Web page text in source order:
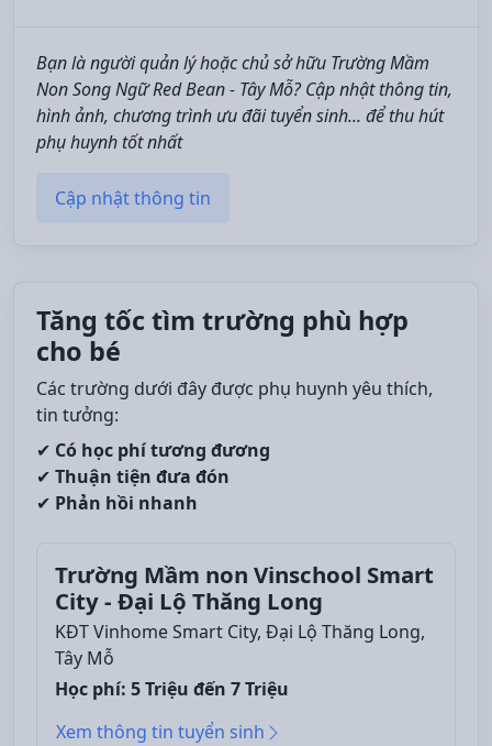
Bạn là người quản lý hoặc chủ sở hữu Trường Mầm
Non Song Ngữ Red Bean - Tây Mỗ? Cập nhật thông tin,
hình ảnh, chương trình ưu đãi tuyển sinh... để thu hút
phụ huynh tốt nhất
Cập nhật thông tin
Tăng tốc tìm trường phù hợp
cho bé
Các trường dưới đây được phụ huynh yêu thích,
tin tưởng:
✔ Có học phí tương đương
✔ Thuận tiện đưa đón
✔ Phản hồi nhanh
Trường Mầm non Vinschool Smart
City - Đại Lộ Thăng Long
KĐT Vinhome Smart City, Đại Lộ Thăng Long,
Tây Mỗ
Học phí: 5 Triệu đến 7 Triệu
Xem thông tin tuyển sinh